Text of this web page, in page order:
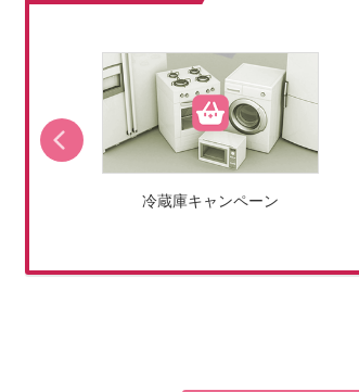
冷蔵庫キャンペーン